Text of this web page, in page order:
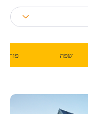
שפה פורמט